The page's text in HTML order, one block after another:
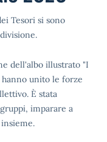
Tesori si sono
dell'albo illustrato "I
unito le forze
È stata
imparare a